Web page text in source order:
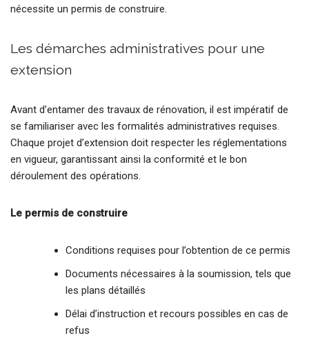
nécessite un permis de construire.
Les démarches administratives pour une
extension
Avant d’entamer des travaux de rénovation, il est impératif de
se familiariser avec les formalités administratives requises.
Chaque projet d’extension doit respecter les réglementations
en vigueur, garantissant ainsi la conformité et le bon
déroulement des opérations.
Le permis de construire
Conditions requises pour l’obtention de ce permis
Documents nécessaires à la soumission, tels que
les plans détaillés
Délai d’instruction et recours possibles en cas de
refus